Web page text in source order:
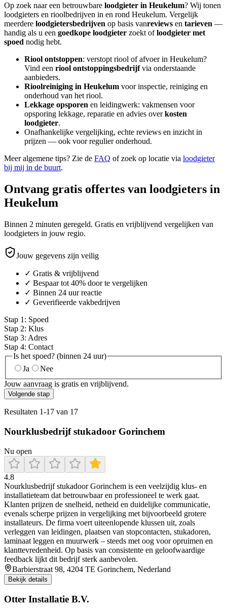
Op zoek naar een betrouwbare loodgieter in Heukelum? Wij tonen
loodgieters en rioolbedrijven in en rond Heukelum. Vergelijk
meerdere loodgietersbedrijven op basis vanreviews en tarieven —
handig als u een goedkope loodgieter zoekt ofloodgieter met
spoed nodig hebt.
Riool ontstoppen: verstopt riool of afvoer in Heukelum?
Vind een riool ontstoppingsbedrijfvia onderstaande
aanbieders.
Rioolreiniging in Heukelum voor inspectie, reiniging en
onderhoud van het riool.
Lekkage opsporen en leidingwerk: vakmensen voor
opsporing lekkage, reparatie en advies overkosten
loodgieter.
Onafhankelijke vergelijking, echte reviews en inzicht in
prijzen — ook voor regulier onderhoud.
Meer algemene tips? Zie de FAQ of zoek op locatie via loodgieter
bij mij in de buurt.
Ontvang gratis offertes van loodgieters in
Heukelum
Binnen 2 minuten geregeld. Gratis en vrijblijvend vergelijken van
loodgieters in jouw regio.
Jouw gegevens zijn veilig
✓ Gratis & vrijblijvend
✓ Bespaar tot 40% door te vergelijken
✓ Binnen 24 uur reactie
✓ Geverifieerde vakbedrijven
Stap 1 : Spoed
Stap 2: Klus
Stap 3: Adres
Stap 4: Contact
Is het spoed? (binnen 24 uur)
Ja
Nee
Jouw aanvraag is gratis en vrijblijvend.
Volgende stap
Resultaten 1-17 van 17
Nourklusbedrijf stukadoor Gorinchem
Nu open
4.8
Nourklusbedrijf stukadoor Gorinchem is een veelzijdig klus- en
installatieteam dat betrouwbaar en professioneel te werk gaat.
Klanten prijzen de snelheid, netheid en duidelijke communicatie,
evenals scherpe prijzen in vergelijking met bijvoorbeeld grotere
installateurs. De firma voert uiteenlopende klussen uit, zoals
verleggen van leidingen, plaatsen van stopcontacten, stukadoren,
laminaat leggen en muurwerk – steeds met oog voor opruimen en
klanttevredenheid. Op basis van consistente en geloofwaardige
feedback lijkt dit bedrijf sterk aanbevolen.
Barbierstraat 98, 4204 TE Gorinchem, Nederland
Bekijk details
Otter Installatie B.V.